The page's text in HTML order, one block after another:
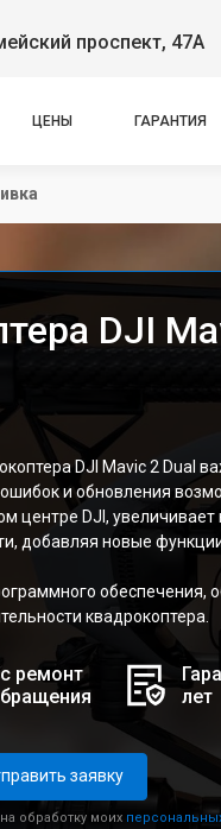
проспект, 47А
ЦЕНЫ ГАРАНТИЯ
DJI
DJI Mavic 2 Dual
и обновления
центре DJI, увеличивает
добавляя новые
обеспечения,
квадрокоптера.
ремонт
лет
заявку
обработку моих